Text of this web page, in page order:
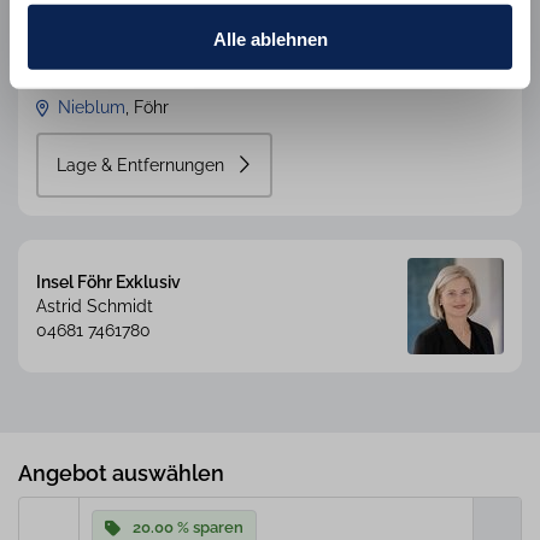
beschränken auf notwendige Cookies mit "Alle ablehnen".
Weitere Informationen und Details zu unseren Partnern
finden Sie in unsereren
demImpressum.
Alle ablehnen
Nieblum Föhr
Lage & Entfernungen
Insel Föhr Exklusiv
Astrid Schmidt
04681 7461780
Angebot auswählen
20.00 % sparen
35/37
35/37